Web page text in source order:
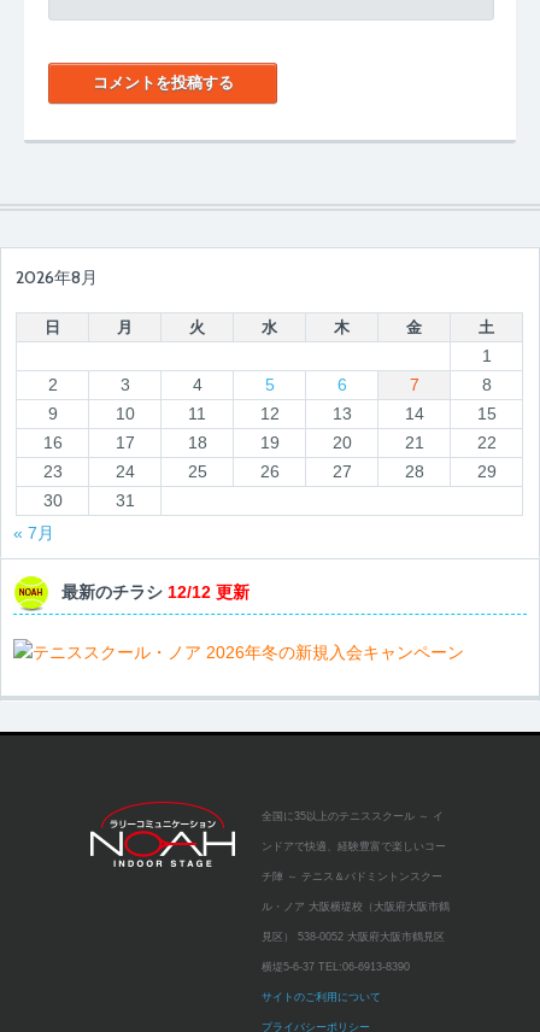
2026年8月
日 月 火 水 木 金 土
1
2
3 4 5 6 7
8
9
10 11 12 13 14
15
16
17 18 19 20 21
22
23
24 25 26 27 28
29
30
31
« 7月
最新のチラシ 12/12 更新
全国に35以上のテニススクール ～ イ
ンドアで快適、経験豊富で楽しいコー
チ陣 ～ テニス＆バドミントンスクー
ル・ノア 大阪横堤校（大阪府大阪市鶴
見区） 538-0052 大阪府大阪市鶴見区
横堤5-6-37 TEL:06-6913-8390
サイトのご利用について
プライバシーポリシー